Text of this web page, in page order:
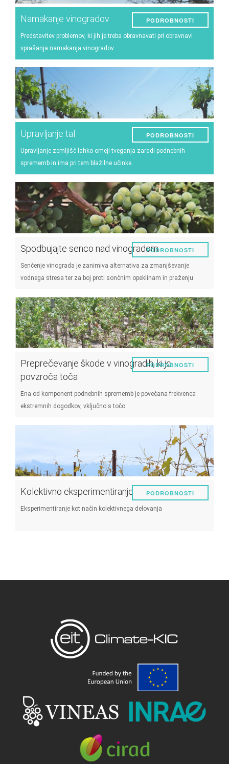
Namakanje vinogradov
Predstavitev problemov, ki jih je treba obravnavati pri obravnavi
vprašanja namakanja vinogradov
PODROBNOSTI
Upravljanje tal
Upravljanje zemljišč lahko omeji tveganja zaradi podnebnih
sprememb in ima pri tem blažilne učinke.
PODROBNOSTI
Spodbujajte senco nad vinogradom
Senčenje vinograda je zanimiva alternativa za zmanjševanje
vodnega stresa ter za boj proti sončnim opeklinam in praženju
PODROBNOSTI
Preprečevanje škode v vinogradih, ki jo
povzroča toča
Ena od komponent podnebnih sprememb je povečana frekvenca
ekstremnih dogodkov, vključno s točo.
PODROBNOSTI
Kolektivno eksperimentiranje
Eksperimentiranje kot način kolektivnega delovanja
PODROBNOSTI